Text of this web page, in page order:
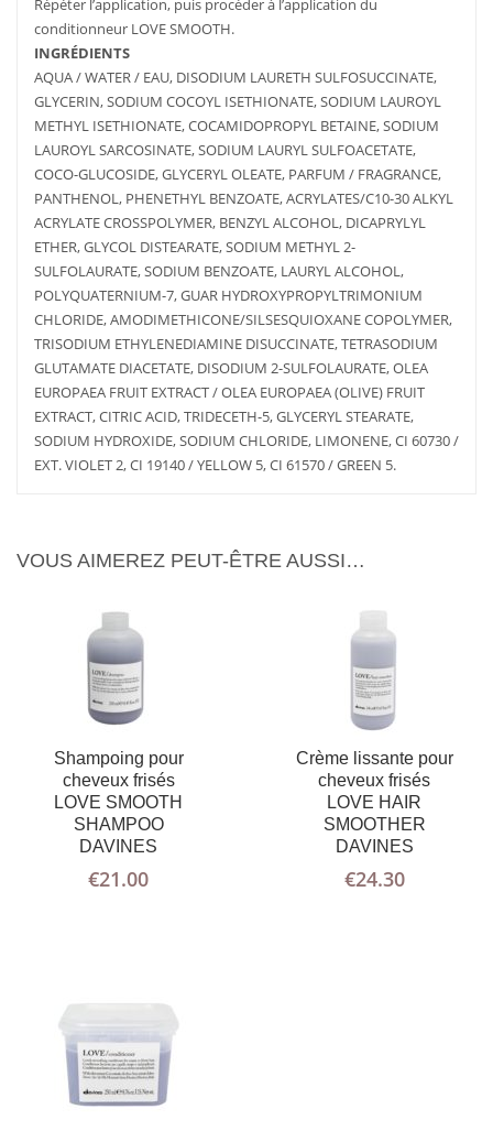
Répéter l’application, puis procéder à l’application du
conditionneur LOVE SMOOTH.
INGRÉDIENTS
AQUA / WATER / EAU, DISODIUM LAURETH SULFOSUCCINATE,
GLYCERIN, SODIUM COCOYL ISETHIONATE, SODIUM LAUROYL
METHYL ISETHIONATE, COCAMIDOPROPYL BETAINE, SODIUM
LAUROYL SARCOSINATE, SODIUM LAURYL SULFOACETATE,
COCO-GLUCOSIDE, GLYCERYL OLEATE, PARFUM / FRAGRANCE,
PANTHENOL, PHENETHYL BENZOATE, ACRYLATES/C10-30 ALKYL
ACRYLATE CROSSPOLYMER, BENZYL ALCOHOL, DICAPRYLYL
ETHER, GLYCOL DISTEARATE, SODIUM METHYL 2-
SULFOLAURATE, SODIUM BENZOATE, LAURYL ALCOHOL,
POLYQUATERNIUM-7, GUAR HYDROXYPROPYLTRIMONIUM
CHLORIDE, AMODIMETHICONE/SILSESQUIOXANE COPOLYMER,
TRISODIUM ETHYLENEDIAMINE DISUCCINATE, TETRASODIUM
GLUTAMATE DIACETATE, DISODIUM 2-SULFOLAURATE, OLEA
EUROPAEA FRUIT EXTRACT / OLEA EUROPAEA (OLIVE) FRUIT
EXTRACT, CITRIC ACID, TRIDECETH-5, GLYCERYL STEARATE,
SODIUM HYDROXIDE, SODIUM CHLORIDE, LIMONENE, CI 60730 /
EXT. VIOLET 2, CI 19140 / YELLOW 5, CI 61570 / GREEN 5.
VOUS AIMEREZ PEUT-ÊTRE AUSSI…
Shampoing pour
cheveux frisés
LOVE SMOOTH
SHAMPOO
DAVINES
€21.00
AU PANIER
D'INFOS
Crème lissante pour
cheveux frisés
LOVE HAIR
SMOOTHER
DAVINES
€24.30
AU PANIER
D'INFOS
AJOUTER
AU PANIER
PLUS
D'INFOS